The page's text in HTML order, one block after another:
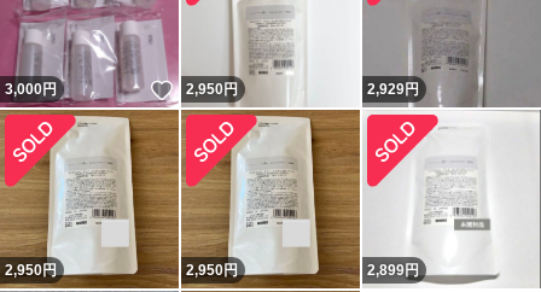
3,000円 いいね！
2,950円 2,929円
2,950円 2,950円 2,899円